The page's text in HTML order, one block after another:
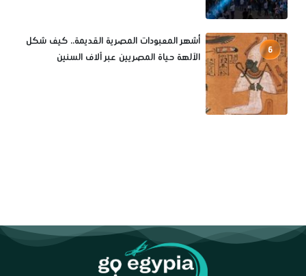
6
أشهر المعبودات المصرية القديمة.. كيف شكل
الآلهة حياة المصريين عبر آلاف السنين